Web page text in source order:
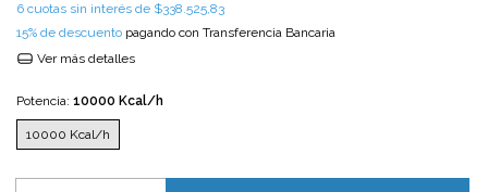
6 cuotas sin interés de $338.525,83
15% de descuento pagando con Transferencia Bancaria
Ver más detalles
Potencia: 10000 Kcal/h
10000 Kcal/h